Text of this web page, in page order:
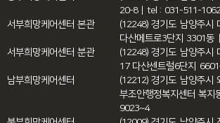
20-8 | tel : 031-511-1062
서부희망케어센터 본관
(12248) 경기도 남양주시
다산메트로3단지 3301
서부희망케어센터 분관
(12248) 경기도 남양주시
17 다산센트럴6단지
남부희망케어센터
(12212) 경기도 남양주시
부조안행정복지센터 복
9023~4